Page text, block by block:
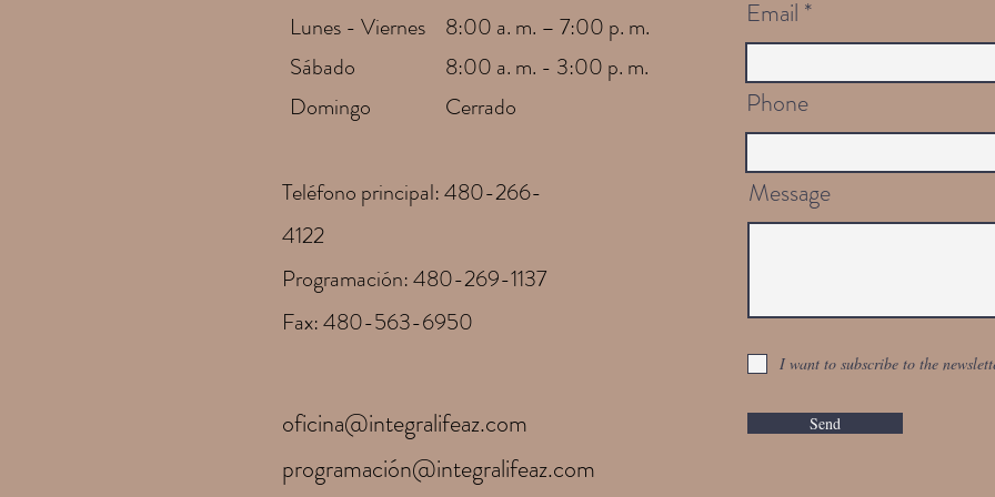
Lunes - Viernes
Sábado
Domingo
8:00 a. m. – 7:00 p. m.
8:00 a. m. - 3:00 p. m.
Cerrado
Teléfono principal: 480-266-
4122
Programación: 480-269-1137
Fax: 480-563-6950
oficina@integralifeaz.com
programación@integralifeaz.com
Email
Phone
Message
I want to subscribe to the
Send